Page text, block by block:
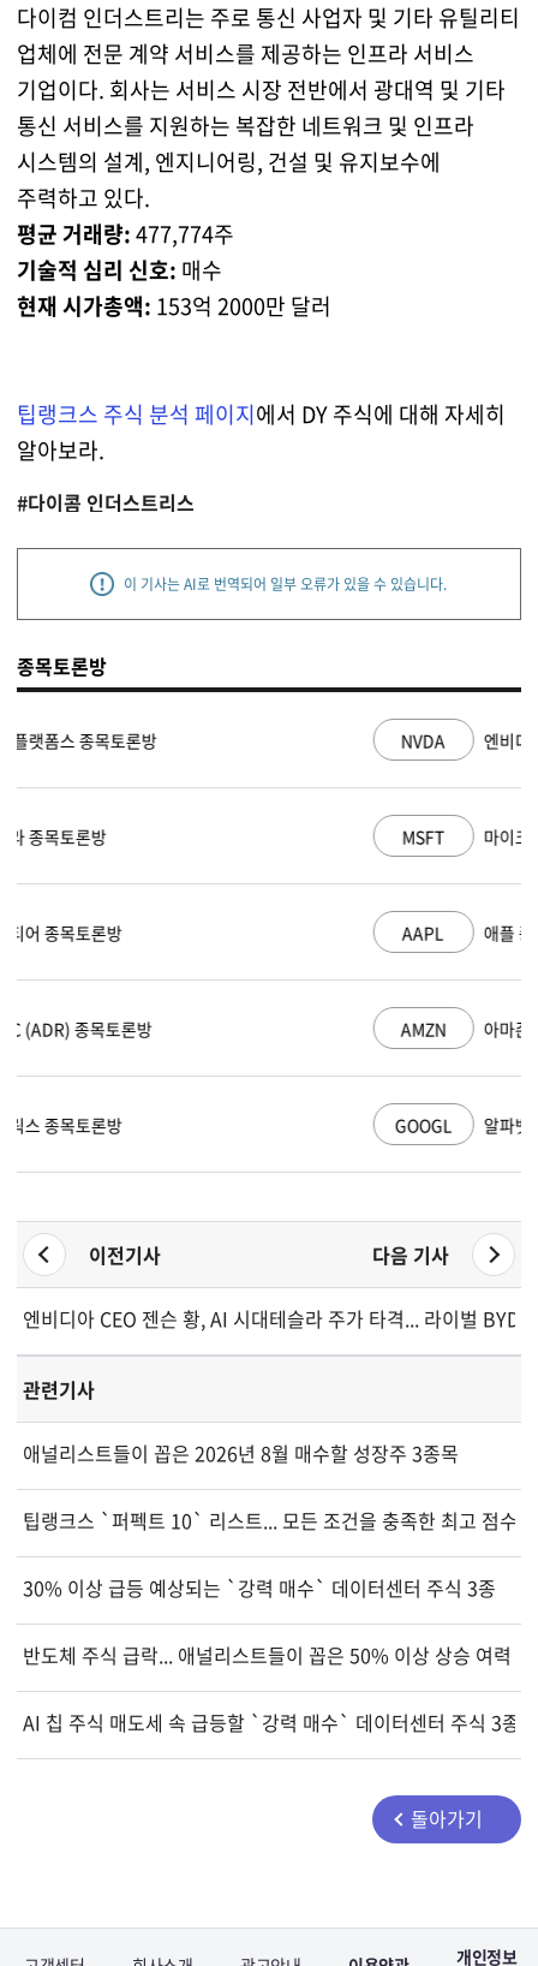
다이컴 인더스트리는 주로 통신 사업자 및 기타 유틸리티
업체에 전문 계약 서비스를 제공하는 인프라 서비스
기업이다. 회사는 서비스 시장 전반에서 광대역 및 기타
통신 서비스를 지원하는 복잡한 네트워크 및 인프라
시스템의 설계, 엔지니어링, 건설 및 유지보수에
주력하고 있다.
평균 거래량:477,774주
기술적 심리 신호: 매수
현재 시가총액: 153억 2000만 달러
팁랭크스 주식 분석 페이지에서 DY 주식에 대해 자세히
알아보라.
#다이콤 인더스트리스
이 기사는 AI로 번역되어 일부 오류가 있을 수 있습니다.
종목토론방
NVDA 엔비디아 종목토론방
MSFT
AAPL
AMZN 아마존 닷컴 종목토론방
GOOGL
이전기사 다음 기사
엔비디아 CEO 젠슨 황, AI 시대 소프트웨어 기업 지지 발언에 서
테슬라 주가 타격... 라이벌 BYD
관련기사
애널리스트들이 꼽은 2026년 8월 매수할 성장주 3종목
팁랭크스 `퍼펙트 10` 리스트... 모든 조건을 충족한 최고 점수
30% 이상 급등 예상되는 `강력 매수` 데이터센터 주식 3종
반도체 주식 급락... 애널리스트들이 꼽은 50% 이상 상승 여력
AI 칩 주식 매도세 속 급등할 `강력 매수` 데이터센터 주식 3종
돌아가기
개인정보